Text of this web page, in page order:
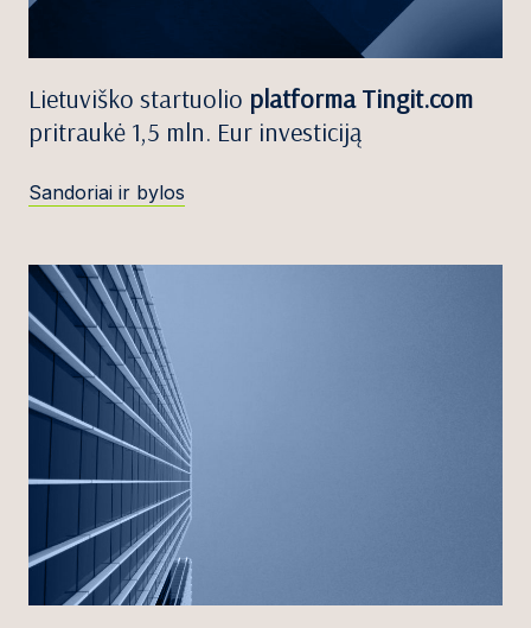
Lietuviško startuolio platforma Tingit.com
pritraukė 1,5 mln. Eur investiciją
Sandoriai ir bylos